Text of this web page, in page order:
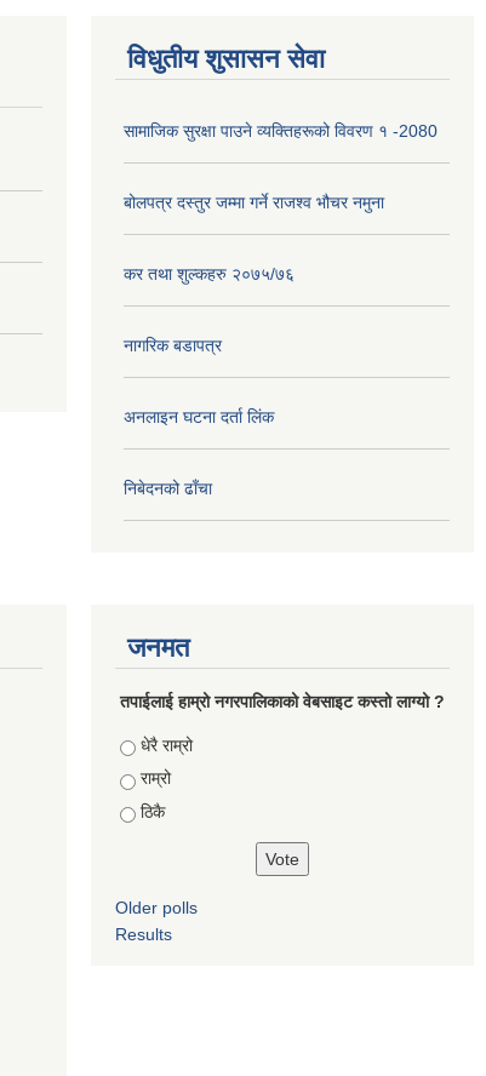
विधुतीय शुसासन सेवा
सामाजिक सुरक्षा पाउने व्यक्तिहरूको विवरण १ -2080
बोलपत्र दस्तुर जम्मा गर्ने राजश्व भौचर नमुना
कर तथा शुल्कहरु २०७५/७६
नागरिक बडापत्र
अनलाइन घटना दर्ता लिंक
निबेदनको ढाँचा
जनमत
तपाईलाई हाम्रो नगरपालिकाको वेबसाइट कस्तो लाग्यो ?
Choices
धेरै राम्रो
राम्रो
ठिकै
Older polls
Results